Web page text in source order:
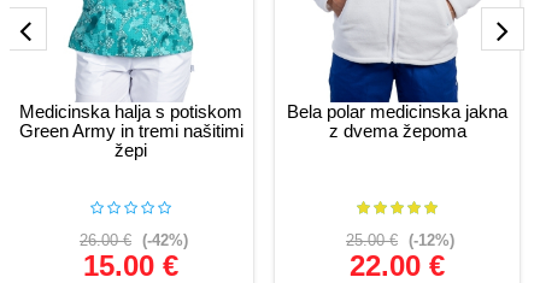
Medicinska halja s potiskom
Green Army in tremi našitimi
žepi
26.00 € (-42%)
15.00 €
Bela polar medicinska jakna
z dvema žepoma
25.00 € (-12%)
22.00 €